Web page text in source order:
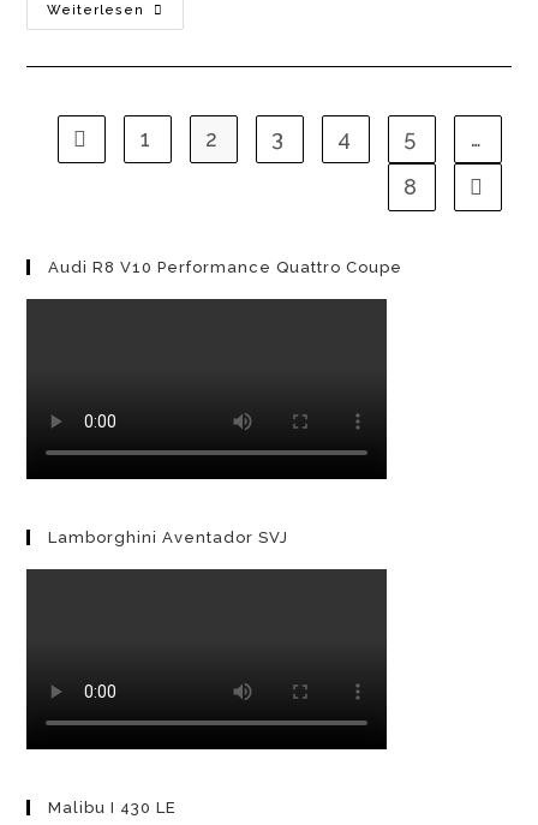
Weiterlesen
VW
ID.3
Gehe zur vorherigen Seite
1 2 3 4 5
…
8
Audi R8 V10 Performance Quattro Coupe
Lamborghini Aventador SVJ
Malibu I 430 LE